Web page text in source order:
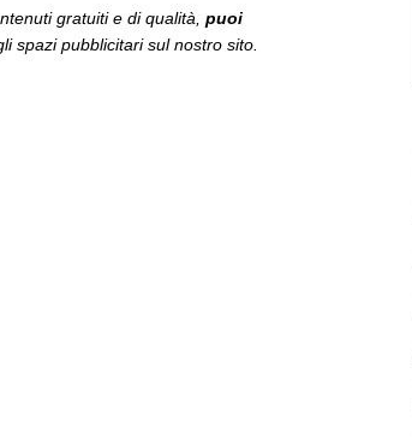
gratuiti e di qualità, puoi
spazi pubblicitari sul nostro sito.